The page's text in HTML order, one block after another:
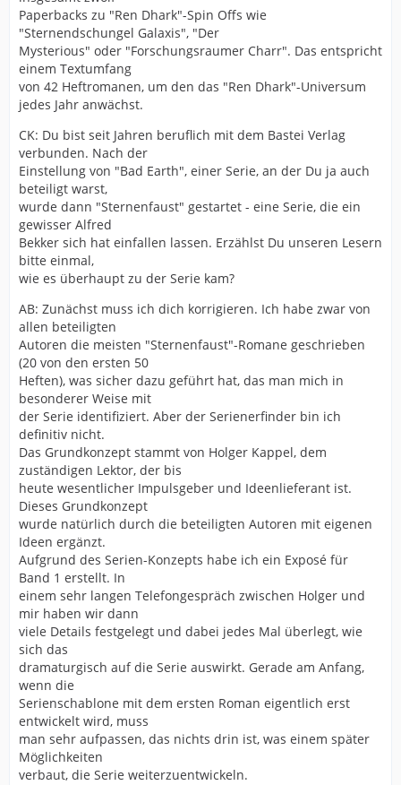
Paperbacks zu "Ren Dhark"-Spin Offs wie
"Sternendschungel Galaxis", "Der
Mysterious" oder "Forschungsraumer Charr". Das entspricht
einem Textumfang
von 42 Heftromanen, um den das "Ren Dhark"-Universum
jedes Jahr anwächst.
CK: Du bist seit Jahren beruflich mit dem Bastei Verlag
verbunden. Nach der
Einstellung von "Bad Earth", einer Serie, an der Du ja auch
beteiligt warst,
wurde dann "Sternenfaust" gestartet - eine Serie, die ein
gewisser Alfred
Bekker sich hat einfallen lassen. Erzählst Du unseren Lesern
bitte einmal,
wie es überhaupt zu der Serie kam?
AB: Zunächst muss ich dich korrigieren. Ich habe zwar von
allen beteiligten
Autoren die meisten "Sternenfaust"-Romane geschrieben
(20 von den ersten 50
Heften), was sicher dazu geführt hat, das man mich in
besonderer Weise mit
der Serie identifiziert. Aber der Serienerfinder bin ich
definitiv nicht.
Das Grundkonzept stammt von Holger Kappel, dem
zuständigen Lektor, der bis
heute wesentlicher Impulsgeber und Ideenlieferant ist.
Dieses Grundkonzept
wurde natürlich durch die beteiligten Autoren mit eigenen
Ideen ergänzt.
Aufgrund des Serien-Konzepts habe ich ein Exposé für
Band 1 erstellt. In
einem sehr langen Telefongespräch zwischen Holger und
mir haben wir dann
viele Details festgelegt und dabei jedes Mal überlegt, wie
sich das
dramaturgisch auf die Serie auswirkt. Gerade am Anfang,
wenn die
Serienschablone mit dem ersten Roman eigentlich erst
entwickelt wird, muss
man sehr aufpassen, das nichts drin ist, was einem später
Möglichkeiten
verbaut, die Serie weiterzuentwickeln.